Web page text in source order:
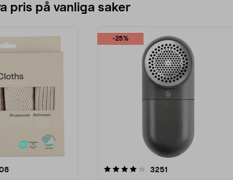
pris på vanliga saker
recensioner
-25%
5 stjärnor 3251
4.5av 5 stjärnor